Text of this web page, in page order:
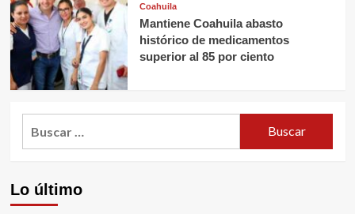
Coahuila
Mantiene Coahuila abasto
histórico de medicamentos
superior al 85 por ciento
Lo último